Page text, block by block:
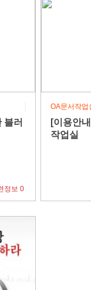
블러
정보 0
OA문서작업
[이용안
작업실